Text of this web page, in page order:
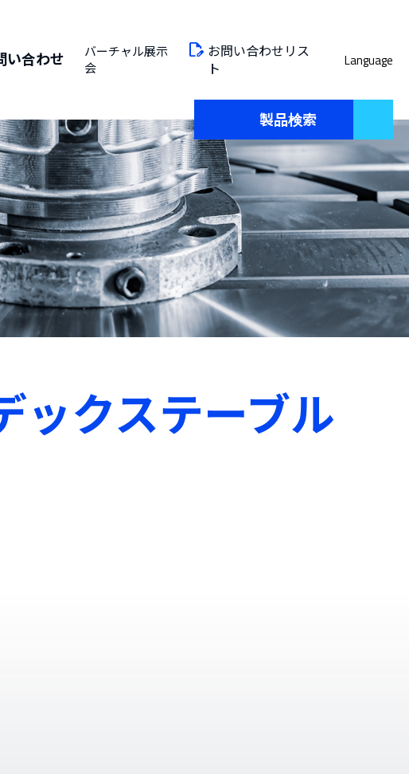
、
い合わせ
バーチャル展示
会
お問い合わせリス
ト
Language
製品検索
ックステーブル